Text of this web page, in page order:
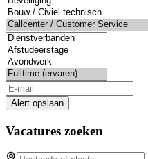
Alert opslaan
Vacatures zoeken